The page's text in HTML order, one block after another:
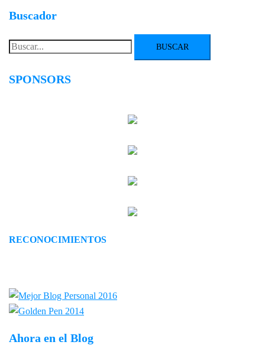
Buscador
Buscar:
SPONSORS
RECONOCIMIENTOS
Ahora en el Blog